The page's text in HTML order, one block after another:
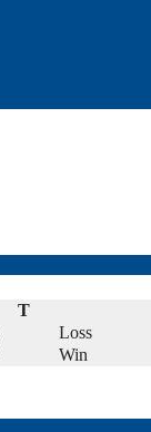
T
Loss
Win